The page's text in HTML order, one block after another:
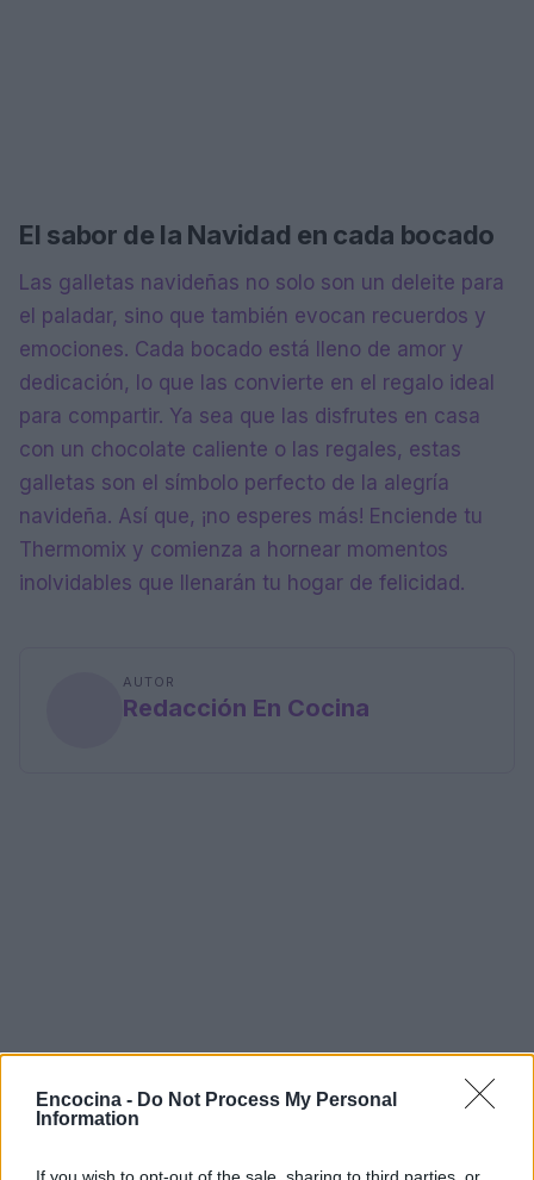
Encocina - Do Not Process My Personal
Information
If you wish to opt-out of the sale, sharing to third parties, or
El sabor de la Navidad en cada bocado
Las galletas navideñas no solo son un deleite para
el paladar, sino que también evocan recuerdos y
emociones. Cada bocado está lleno de amor y
dedicación, lo que las convierte en el regalo ideal
para compartir. Ya sea que las disfrutes en casa
con un chocolate caliente o las regales, estas
galletas son el símbolo perfecto de la alegría
navideña. Así que, ¡no esperes más! Enciende tu
Thermomix y comienza a hornear momentos
inolvidables que llenarán tu hogar de felicidad.
AUTOR
Redacción En Cocina